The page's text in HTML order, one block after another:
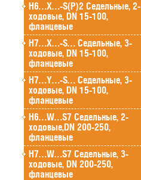
H6…X…-S(P)2 Седельные, 2-
ходовые, DN 15-100,
фланцевые
H7…X…-S… Седельные, 3-
ходовые, DN 15-100,
фланцевые
H7…Y…-S… Седельные, 3-
ходовые, DN 15-100,
фланцевые
H6…W…S7 Седельные, 2-
ходовые,DN 200-250,
фланцевые
H7…W…S7 Седельные, 3-
ходовые, DN 200-250,
фланцевые